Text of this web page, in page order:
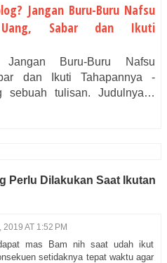
Jangan Buru-Buru Nafsu
Uang, Sabar dan Ikuti
Buru-Buru Nafsu
dan Ikuti Tahapannya -
sebuah tulisan. Judulnya…
Perlu Dilakukan Saat Ikutan
2019 AT 1:52 PM
mas Bam nih saat udah ikut
setidaknya tepat waktu agar